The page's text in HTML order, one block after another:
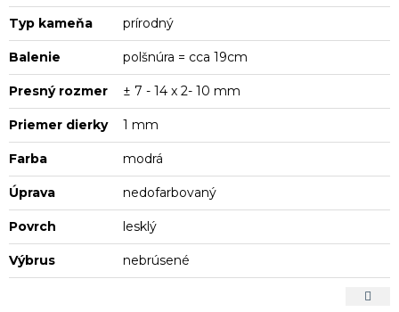
Typ kameňa prírodný
Balenie polšnúra = cca 19cm
Presný rozmer ± 7 - 14 x 2- 10 mm
Priemer dierky 1 mm
Farba modrá
Úprava nedofarbovaný
Povrch lesklý
Výbrus nebrúsené